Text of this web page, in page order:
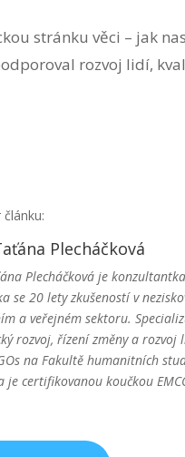
stránku věci – jak
rozvoj lidí,
Plecháčková
Plecháčková je
se 20 lety zkušeností v
a veřejném sektoru.
rozvoj, řízení změny a rozvoj
na Fakultě humanitních
je certifikovanou koučkou